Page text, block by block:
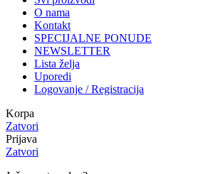
O nama
Kontakt
SPECIJALNE PONUDE
NEWSLETTER
Lista želja
Uporedi
Logovanje / Registracija
Korpa
Zatvori
Prijava
Zatvori